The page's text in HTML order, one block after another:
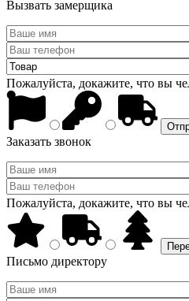
Вызвать замерщика
Пожалуйста, докажите, что вы
Заказать звонок
Пожалуйста, докажите, что вы
Письмо директору